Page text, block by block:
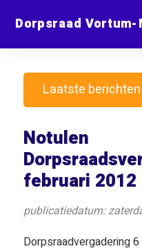
Dorpsraad Vortum-
Notulen
februari 2012
publicatiedatum:
Dorpsraadvergadering
Laatste berichten